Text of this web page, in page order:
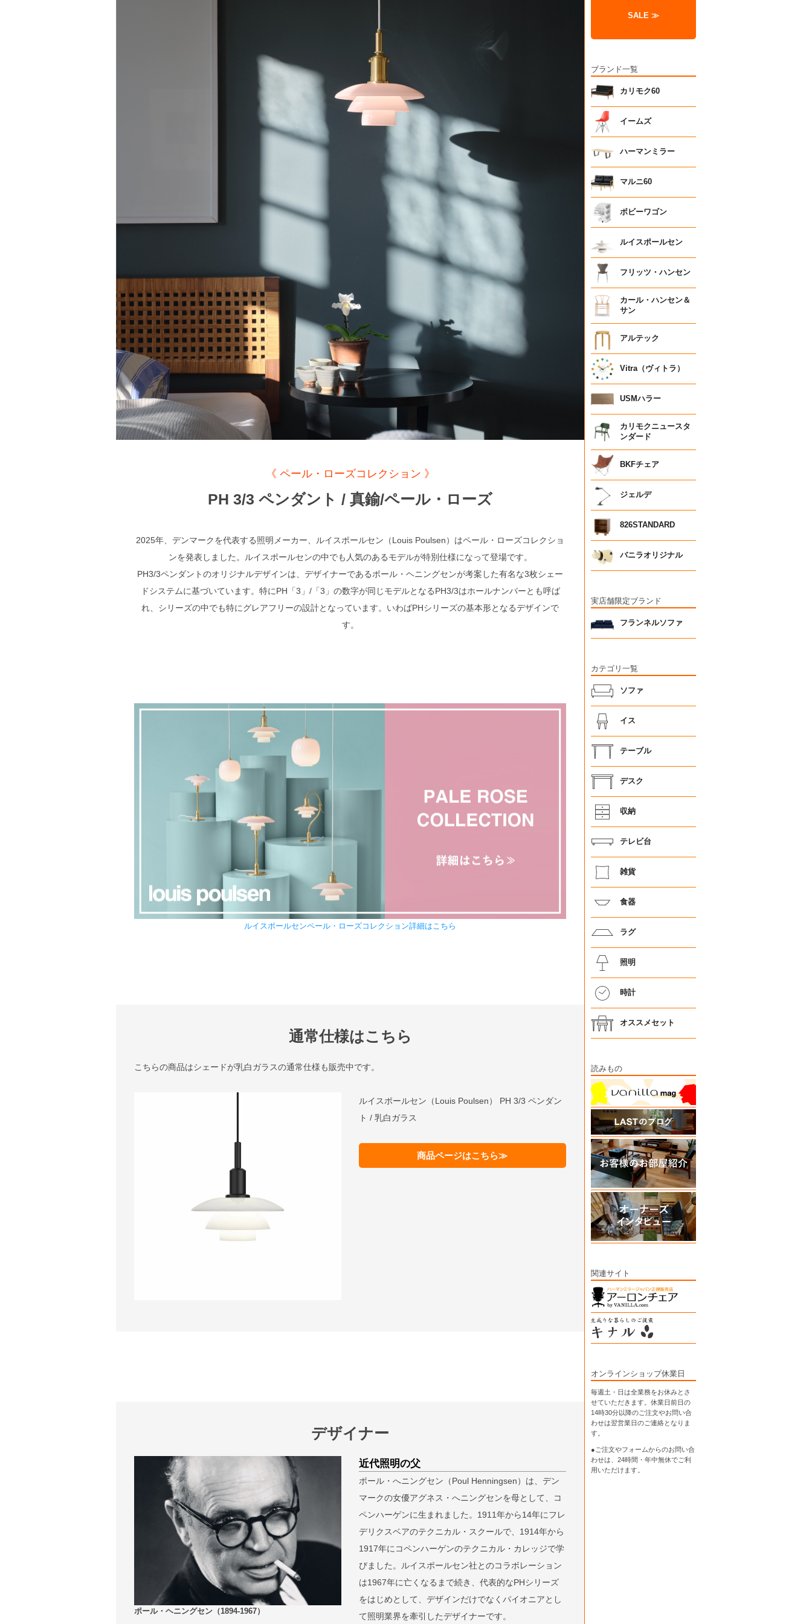
《 ペール・ローズコレクション 》
PH 3/3 ペンダント / 真鍮/ペール・ローズ
2025年、デンマークを代表する照明メーカー、ルイスポールセン（Louis Poulsen）はペール・ローズコレクショ
ンを発表しました。ルイスポールセンの中でも人気のあるモデルが特別仕様になって登場です。
PH3/3ペンダントのオリジナルデザインは、デザイナーであるポール・ヘニングセンが考案した有名な3枚シェー
ドシステムに基づいています。特にPH「3」/「3」の数字が同じモデルとなるPH3/3はホールナンバーとも呼ば
れ、シリーズの中でも特にグレアフリーの設計となっています。いわばPHシリーズの基本形となるデザインで
す。
ルイスポールセンペール・ローズコレクション詳細はこちら
通常仕様はこちら
こちらの商品はシェードが乳白ガラスの通常仕様も販売中です。
ルイスポールセン（Louis Poulsen） PH 3/3 ペンダン
ト / 乳白ガラス
商品ページはこちら≫
デザイナー
ポール・ヘニングセン（1894-1967）
近代照明の父
ポール・へニングセン（Poul Henningsen）は、デン
マークの女優アグネス・へニングセンを母として、コ
ペンハーゲンに生まれました。1911年から14年にフレ
デリクスベアのテクニカル・スクールで、1914年から
1917年にコペンハーゲンのテクニカル・カレッジで学
びました。ルイスポールセン社とのコラボレーション
は1967年に亡くなるまで続き、代表的なPHシリーズ
をはじめとして、デザインだけでなくパイオニアとし
て照明業界を牽引したデザイナーです。
SALE ≫
ブランド一覧
カリモク60
イームズ
ハーマンミラー
マルニ60
ボビーワゴン
ルイスポールセン
フリッツ・ハンセン
カール・ハンセン＆
サン
アルテック
Vitra（ヴィトラ）
USMハラー
カリモクニュースタ
ンダード
BKFチェア
ジェルデ
826STANDARD
バニラオリジナル
実店舗限定ブランド
フランネルソファ
カテゴリ一覧
ソファ
イス
テーブル
デスク
収納
テレビ台
雑貨
食器
ラグ
照明
時計
オススメセット
読みもの
関連サイト
オンラインショップ休業日
毎週土・日は全業務をお休みとさ
せていただきます。休業日前日の
14時30分以降のご注文やお問い合
わせは翌営業日のご連絡となりま
す。
●ご注文やフォームからのお問い合
わせは、 24時間・年中無休でご利
用いただけます。